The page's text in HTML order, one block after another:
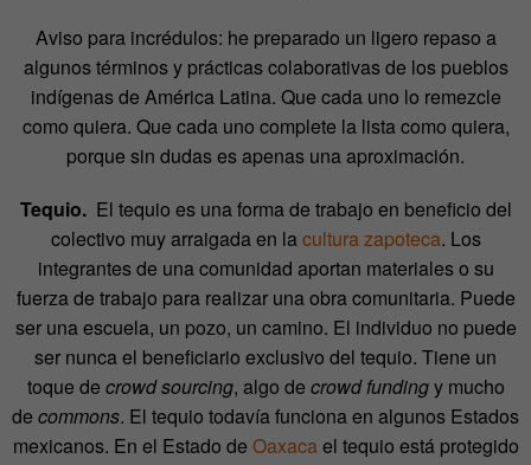
Aviso para incrédulos: he preparado un ligero repaso a
algunos términos y prácticas colaborativas de los pueblos
indígenas de América Latina. Que cada uno lo remezcle
como quiera. Que cada uno complete la lista como quiera,
porque sin dudas es apenas una aproximación.
Tequio. El tequio es una forma de trabajo en beneficio del
colectivo muy arraigada en lacultura zapoteca. Los
integrantes de una comunidad aportan materiales o su
fuerza de trabajo para realizar una obra comunitaria. Puede
ser una escuela, un pozo, un camino. El individuo no puede
ser nunca el beneficiario exclusivo del tequio. Tiene un
toque de crowd sourcing, algo de crowd fundingy mucho
de commons. El tequio todavía funciona en algunos Estados
mexicanos. En el Estado de Oaxacael tequio está protegido